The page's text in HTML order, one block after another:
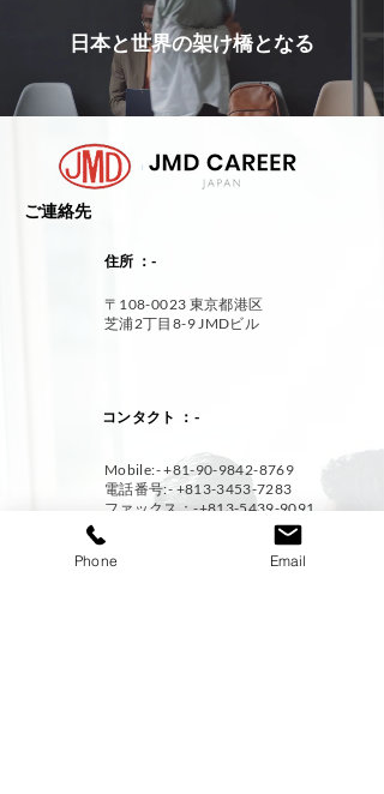
日本と世界の架け橋となる
​ご連絡先
住所 ：-
〒108-0023 東京都港区
芝浦2丁目8-9 JMDビル
コンタクト ：-
Mobile:- +81-90-9842-8769
電話番号:- +813-3453-7283
ファックス：-+813-5439-9091
Eメール ：-
Phone Email